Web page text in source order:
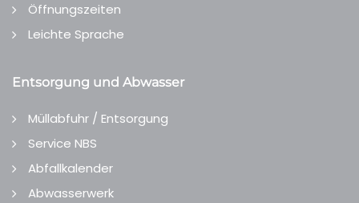
Öffnungszeiten
Leichte Sprache
Entsorgung und Abwasser
Müllabfuhr / Entsorgung
Service NBS
Abfallkalender
Abwasserwerk